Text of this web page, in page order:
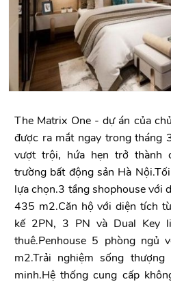
The Matrix One - dự án của
được ra mắt ngay trong tháng
vượt trội, hứa hẹn trở thành
trường bất động sản Hà
lựa chọn.3 tầng shophouse với
435 m2.Căn hộ với diện tích
kế 2PN, 3 PN và Dual Key
thuê.Penhouse 5 phòng ngủ
m2.Trải nghiệm sống
minh.Hệ thống cung cấp